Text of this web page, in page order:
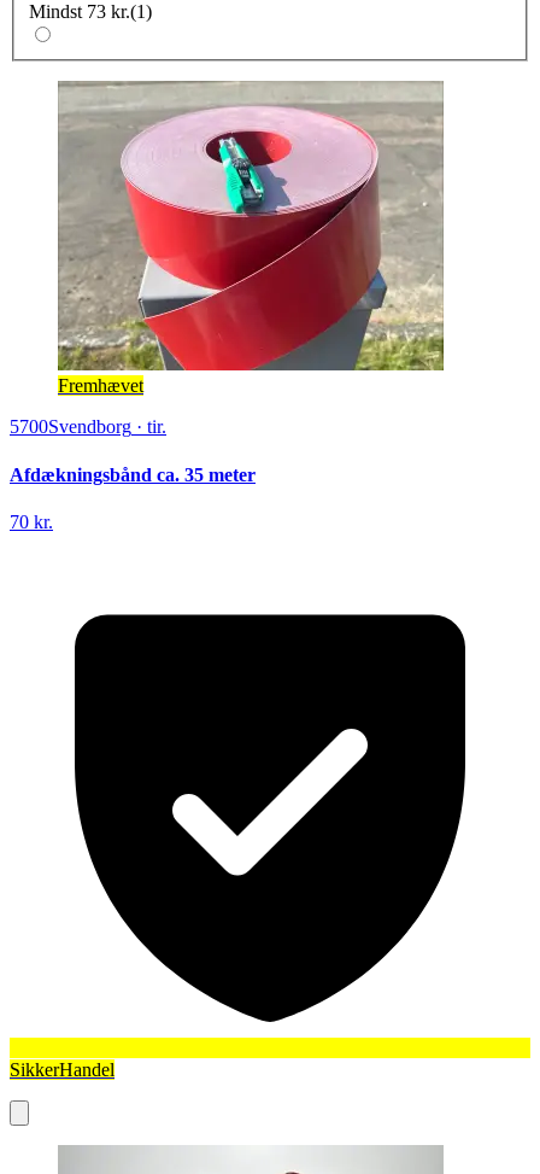
Mindst 73 kr.(1)
Fremhævet
5700Svendborg · tir.
Afdækningsbånd ca. 35 meter
70 kr.
SikkerHandel